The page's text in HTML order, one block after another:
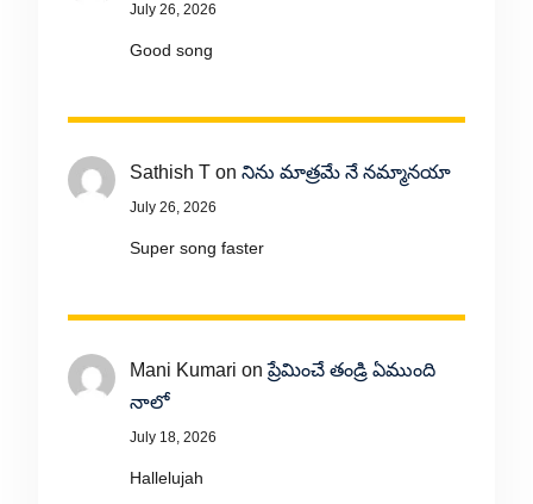
July 26, 2026
Good song
Sathish Ton నిను మాత్రమే నే నమ్మానయా
July 26, 2026
Super song faster
Mani Kumari onప్రేమించే తండ్రి ఏముంది
నాలో
July 18, 2026
Hallelujah